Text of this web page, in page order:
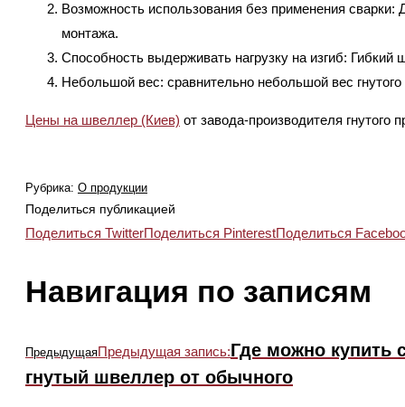
Возможность использования без применения сварки:
монтажа.
Способность выдерживать нагрузку на изгиб:
Небольшой вес: сравнительно небольшой вес
Цены на швеллер (Киев) от завода-производителя гнутого
Рубрика: О продукции
Поделиться публикацией
Поделиться TwitterПоделиться PinterestПоделиться
Навигация по записям
ПредыдущаяПредыдущая запись:Где можно купить
гнутый швеллер от обычного